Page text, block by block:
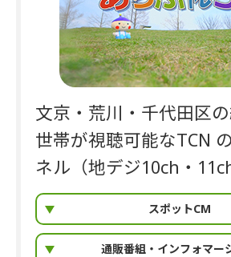
文京・荒川・千代田区
世帯が視聴可能なTCN
ネル（地デジ10ch・11ch
スポットCM
通販番組・インフォマー